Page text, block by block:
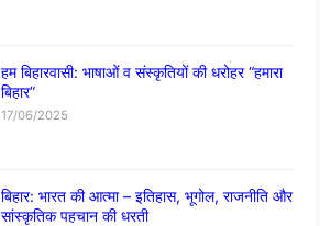
हम बिहारवासी: भाषाओं व संस्कृतियों की धरोहर “हमारा
बिहार”
17/06/2025
बिहार: भारत की आत्मा – इतिहास, भूगोल, राजनीति और
सांस्कृतिक पहचान की धरती